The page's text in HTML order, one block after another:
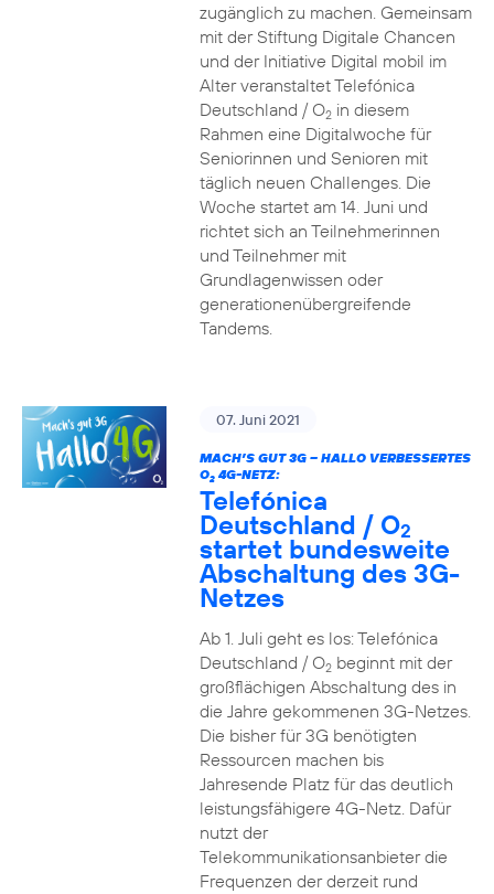
zugänglich zu machen. Gemeinsam
mit der Stiftung Digitale Chancen
und der Initiative Digital mobil im
Alter veranstaltet Telefónica
Deutschland / O2in diesem
Rahmen eine Digitalwoche für
Seniorinnen und Senioren mit
täglich neuen Challenges. Die
Woche startet am 14. Juni und
richtet sich an Teilnehmerinnen
und Teilnehmer mit
Grundlagenwissen oder
generationenübergreifende
Tandems.
07. Juni 2021
MACH’S GUT 3G – HALLO VERBESSERTES
O24G-NETZ:
Telefónica
Deutschland / O2
startet bundesweite
Abschaltung des 3G-
Netzes
Ab 1. Juli geht es los: Telefónica
Deutschland / O2beginnt mit der
großflächigen Abschaltung des in
die Jahre gekommenen 3G-Netzes.
Die bisher für 3G benötigten
Ressourcen machen bis
Jahresende Platz für das deutlich
leistungsfähigere 4G-Netz. Dafür
nutzt der
Telekommunikationsanbieter die
Frequenzen der derzeit rund